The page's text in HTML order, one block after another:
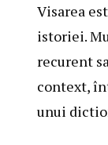
Visarea
istoriei.
recurent
context,
unui